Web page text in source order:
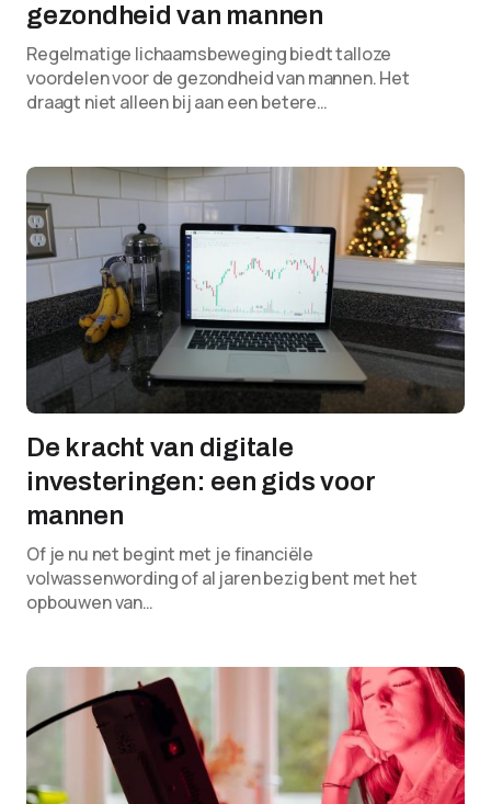
gezondheid van mannen
Regelmatige lichaamsbeweging biedt talloze
voordelen voor de gezondheid van mannen. Het
draagt niet alleen bij aan een betere…
De kracht van digitale
investeringen: een gids voor
mannen
Of je nu net begint met je financiële
volwassenwording of al jaren bezig bent met het
opbouwen van…